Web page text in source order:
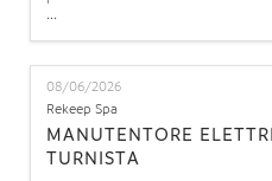
EN
FR
OFFRIAMO: Contratto part-
(part time orizzontale 15%) su
settimana (turnazione da
Possibilità di stabilità:
una realtà strutturata con
...
08/06/2026
Rekeep Spa
MANUTENTORE
TURNISTA